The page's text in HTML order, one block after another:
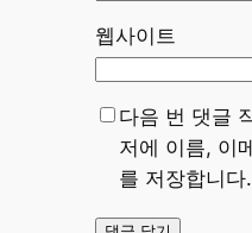
웹사이트
다음 번 댓글
저에 이름, 이
를 저장합니다.